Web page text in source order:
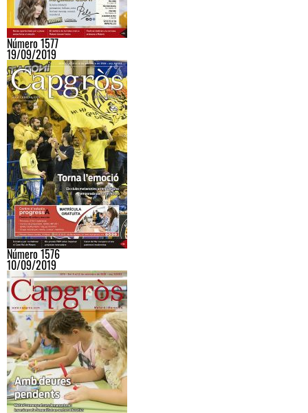
Número 1577
19/09/2019
Número 1576
10/09/2019